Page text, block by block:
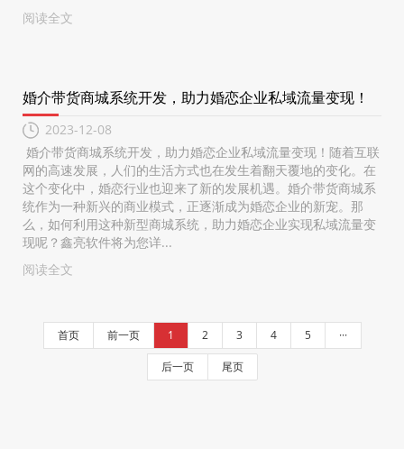
阅读全文
婚介带货商城系统开发，助力婚恋企业私域流量变现！
2023-12-08
婚介带货商城系统开发，助力婚恋企业私域流量变现！随着互联
网的高速发展，人们的生活方式也在发生着翻天覆地的变化。在
这个变化中，婚恋行业也迎来了新的发展机遇。婚介带货商城系
统作为一种新兴的商业模式，正逐渐成为婚恋企业的新宠。那
么，如何利用这种新型商城系统，助力婚恋企业实现私域流量变
现呢？鑫亮软件将为您详...
阅读全文
首页 前一页 1 2 3 4 5 ···
后一页 尾页